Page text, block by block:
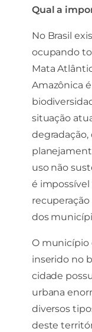
Qual a
No Brasil
ocupando
Mata
Amazônica
situação
uso não
é impossível
dos
O município
inserido no
cidade
urbana
diversos
deste